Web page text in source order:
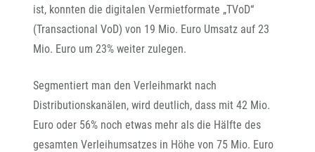
ist, konnten die digitalen Vermietformate „TVoD“
(Transactional VoD) von 19 Mio. Euro Umsatz auf 23
Mio. Euro um 23% weiter zulegen.
Segmentiert man den Verleihmarkt nach
Distributionskanälen, wird deutlich, dass mit 42 Mio.
Euro oder 56% noch etwas mehr als die Hälfte des
gesamten Verleihumsatzes in Höhe von 75 Mio. Euro